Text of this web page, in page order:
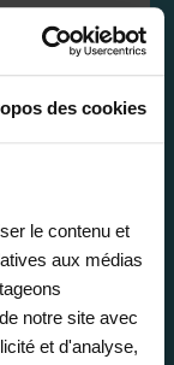
des cookies
le contenu et
aux médias
notre site avec
et d'analyse,
sur
ses
la